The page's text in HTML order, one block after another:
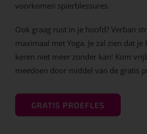
voorkomen spierblessures.
Ook graag rust in je hoofd? Verban
maximaal met Yoga. Je zal zien dat
keren niet meer zonder kan! Kom
meedoen door middel van de gratis
GRATIS PROEFLES